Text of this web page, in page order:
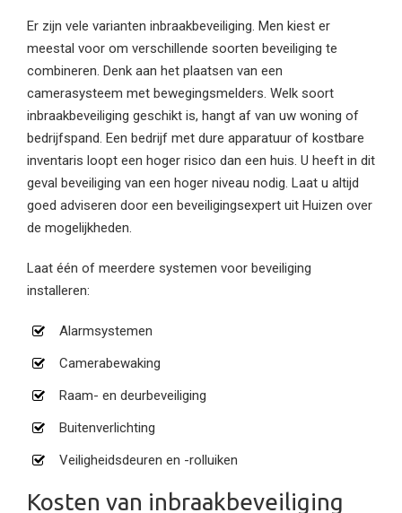
Er zijn vele varianten inbraakbeveiliging. Men kiest er
meestal voor om verschillende soorten beveiliging te
combineren. Denk aan het plaatsen van een
camerasysteem met bewegingsmelders. Welk soort
inbraakbeveiliging geschikt is, hangt af van uw woning of
bedrijfspand. Een bedrijf met dure apparatuur of kostbare
inventaris loopt een hoger risico dan een huis. U heeft in dit
geval beveiliging van een hoger niveau nodig. Laat u altijd
goed adviseren door een beveiligingsexpert uit Huizen over
de mogelijkheden.
Laat één of meerdere systemen voor beveiliging
installeren:
Alarmsystemen
Camerabewaking
Raam- en deurbeveiliging
Buitenverlichting
Veiligheidsdeuren en -rolluiken
Kosten van inbraakbeveiliging